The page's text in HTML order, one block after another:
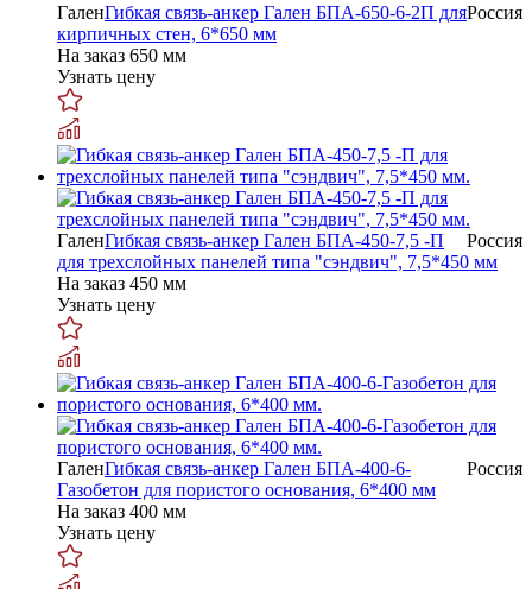
Гален Россия
Гибкая связь-анкер Гален БПА-650-6-2П для
кирпичных стен, 6*650 мм
На заказ 650 мм
Узнать цену
Гален Россия
Гибкая связь-анкер Гален БПА-450-7,5 -П
для трехслойных панелей типа "сэндвич", 7,5*450 мм
На заказ 450 мм
Узнать цену
Гален Россия
Гибкая связь-анкер Гален БПА-400-6-
Газобетон для пористого основания, 6*400 мм
На заказ 400 мм
Узнать цену